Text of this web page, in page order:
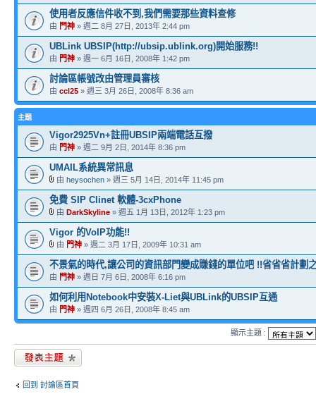
使用者反應信件收不到,我們需要那些資料查修
由 門神 » 週二 8月 27日, 2013年 2:44 pm
UBLink UBSIP(http://ubsip.ublink.org)開始服務!!
由 門神 » 週一 6月 16日, 2008年 1:42 pm
討論區帳號改由管理員審核
由 ccl25 » 週三 3月 26日, 2008年 8:36 am
主題
Vigor2925Vn+註冊UBSIP兩端電話互撥
由 門神 » 週二 9月 2日, 2014年 8:36 pm
UMAIL系統異常訊息
由 heysochen » 週三 5月 14日, 2014年 11:45 pm
免費 SIP Clinet 軟體-3cxPhone
由 DarkSkyline » 週五 1月 13日, 2012年 1:23 pm
Vigor 的VoIP功能!!
由 門神 » 週二 3月 17日, 2009年 10:31 am
不景氣的時代,讓公司的資訊部門變成賺錢的單位吧 !!省省省計劃
由 門神 » 週日 7月 6日, 2008年 6:16 pm
如何利用Notebook中安裝X-Liet與UBLink的UBSIP互通
由 門神 » 週四 6月 26日, 2008年 8:45 am
顯示主題 :
發表新主題
回到 討論區首頁